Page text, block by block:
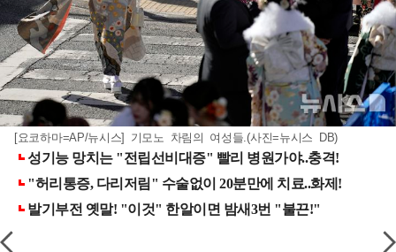
[요코하마=AP/뉴시스] 기모노 차림의 여성들.(사진=뉴시스 DB)